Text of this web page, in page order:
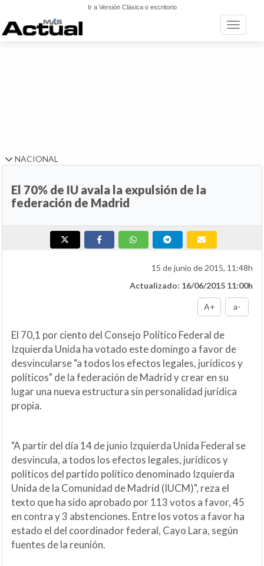
Ir a Versión Clásica o escritorio
Toggle
NACIONAL
El 70% de IU avala la expulsión de la
federación de Madrid
15 de junio de 2015, 11:48h
Actualizado: 16/06/2015 11:00h
A+ a-
El 70,1 por ciento del Consejo Político Federal de
Izquierda Unida ha votado este domingo a favor de
desvincularse "a todos los efectos legales, jurídicos y
políticos" de la federación de Madrid y crear en su
lugar una nueva estructura sin personalidad jurídica
propia.
"A partir del día 14 de junio Izquierda Unida Federal se
desvincula, a todos los efectos legales, jurídicos y
políticos del partido político denominado Izquierda
Unida de la Comunidad de Madrid (IUCM)", reza el
texto que ha sido aprobado por 113 votos a favor, 45
en contra y 3 abstenciones. Entre los votos a favor ha
estado el del coordinador federal, Cayo Lara, según
fuentes de la reunión.